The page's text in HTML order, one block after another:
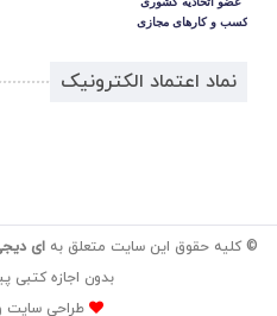
نماد اعتماد الکترونیک
© کلیه حقوق این سایت متعلق به ای
بدون اجازه کتبی
طراحی